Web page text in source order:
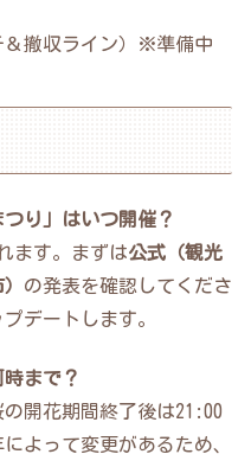
＆撤収ライン）※準備中
り」はいつ開催？
ます。まずは公式（観光
の発表を確認してくださ
デートします。
まで？
の開花期間終了後は21:00
よって変更があるため、